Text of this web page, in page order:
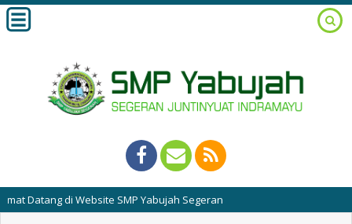
Datang di Website SMP Yabujah Segeran